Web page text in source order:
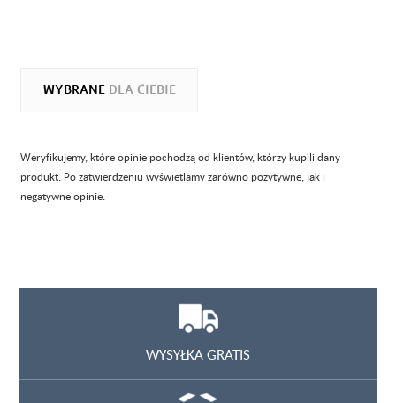
WYBRANEDLA CIEBIE
Weryfikujemy, które opinie pochodzą od klientów, którzy kupili dany
produkt. Po zatwierdzeniu wyświetlamy zarówno pozytywne, jak i
negatywne opinie.
WYSYŁKA GRATIS